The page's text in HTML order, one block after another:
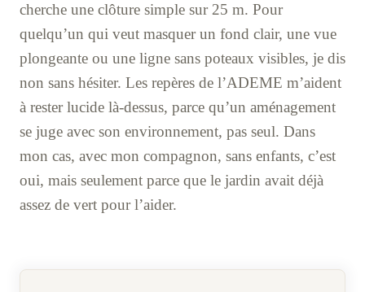
cherche une clôture simple sur 25 m. Pour
quelqu’un qui veut masquer un fond clair, une vue
plongeante ou une ligne sans poteaux visibles, je dis
non sans hésiter. Les repères de l’ADEME m’aident
à rester lucide là-dessus, parce qu’un aménagement
se juge avec son environnement, pas seul. Dans
mon cas, avec mon compagnon, sans enfants, c’est
oui, mais seulement parce que le jardin avait déjà
assez de vert pour l’aider.